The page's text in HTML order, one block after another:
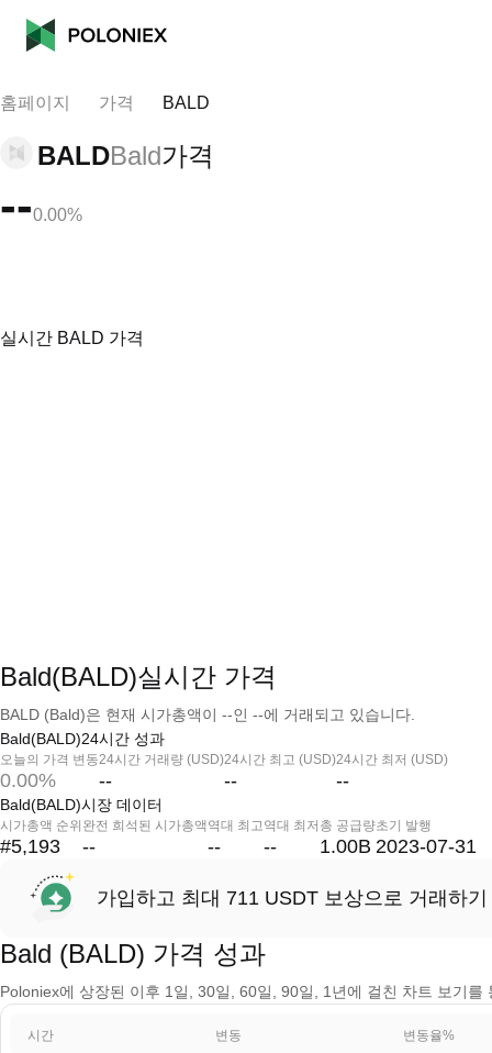
홈페이지 가격 BALD
BALDBald가격
--0.00%
실시간 BALD 가격
Bald(BALD)실시간 가격
BALD (Bald)은 현재 시가총액이 --인 --에 거래되고 있습니다.
Bald(BALD)24시간 성과
오늘의 가격 변동
0.00%
24시간 거래량 (USD)
--
24시간 최고 (USD)
--
24시간 최저 (USD)
--
Bald(BALD)시장 데이터
시가총액 순위
#5,193
완전 희석된 시가총액
--
역대 최고
--
역대 최저
--
총 공급량
1.00B
초기 발행
2023-07-31
가입하고 최대 711 USDT 보상으로 거래하기
Bald (BALD) 가격 성과
Poloniex에 상장된 이후 1일, 30일, 60일, 90일, 1년에 걸친 차트 보기를
시간 변동 변동율%